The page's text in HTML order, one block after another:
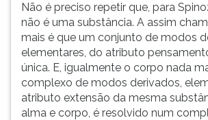
Não é preciso repetir que, para
não é uma substância. A assim
mais é que um conjunto de modos
elementares, do atributo
única. E, igualmente o corpo nada
complexo de modos derivados,
atributo extensão da mesma
alma e corpo, é resolvido num